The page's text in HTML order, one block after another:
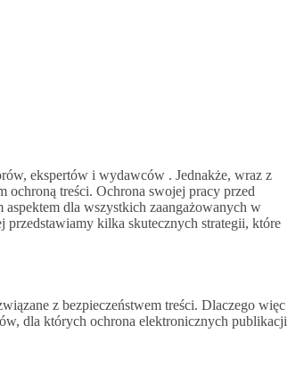
ekspertów i wydawców . Jednakże, wraz z
ochroną treści. Ochrona swojej pracy przed
dla wszystkich zaangażowanych w
kilka skutecznych strategii, które
z bezpieczeństwem treści. Dlaczego więc
dla których ochrona elektronicznych publikacji